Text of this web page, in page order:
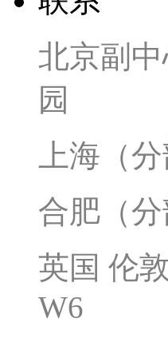
北京副
园
上海（
合肥（
英国 伦
W6